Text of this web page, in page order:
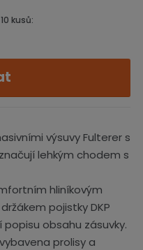
kusů:
výsuvy Fulterer s
lehkým chodem s
hliníkovým
pojistky DKP
popisu obsahu zásuvky.
prolisy a